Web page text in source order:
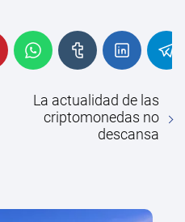
La actualidad de las
criptomonedas no
descansa